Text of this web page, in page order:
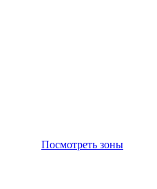
Посмотреть зоны